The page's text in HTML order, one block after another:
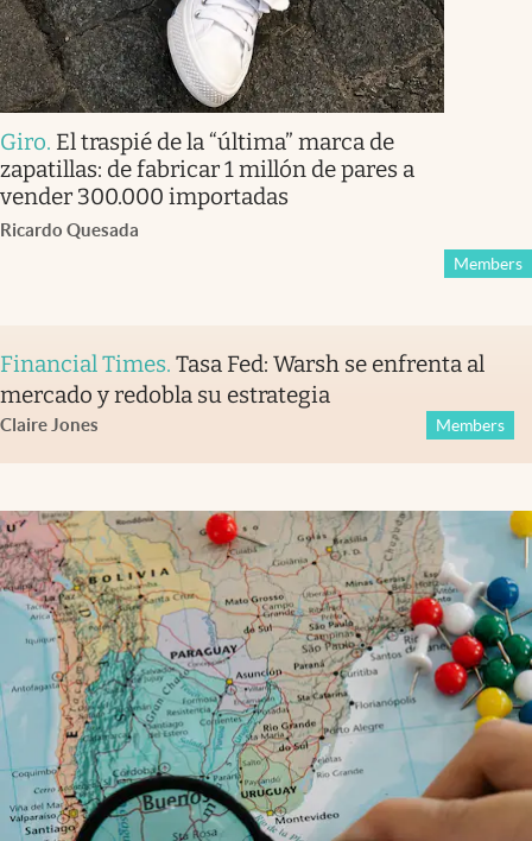
Giro. El traspié de la “última” marca de
zapatillas: de fabricar 1 millón de pares a
vender 300.000 importadas
Ricardo Quesada
Members
Financial Times. Tasa Fed: Warsh se enfrenta al
mercado y redobla su estrategia
Claire Jones Members